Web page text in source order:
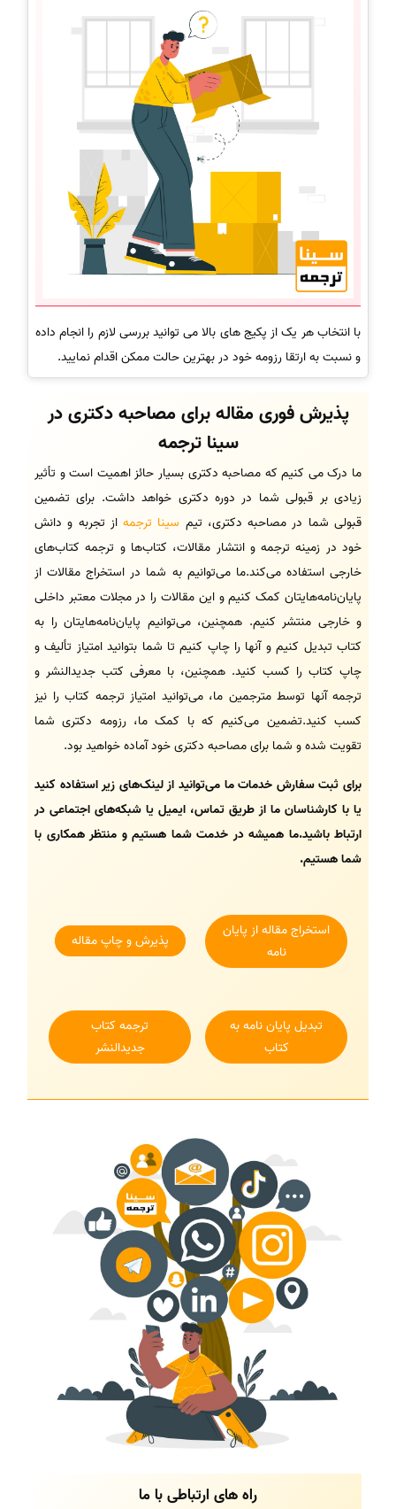
با انتخاب هر یک از پکیج های بالا می توانید بررسی لازم را انجام داده
و نسبت به ارتقا رزومه خود در بهترین حالت ممکن اقدام نمایید.
پذیرش فوری مقاله برای مصاحبه دکتری در
سینا ترجمه
ما درک می کنیم که مصاحبه دکتری بسیار حائز اهمیت است و تأثیر
زیادی بر قبولی شما در دوره دکتری خواهد داشت. برای تضمین
قبولی شما در مصاحبه دکتری، تیم سینا ترجمهاز تجربه و دانش
خود در زمینه ترجمه و انتشار مقالات، کتاب‌ها و ترجمه کتاب‌های
خارجی استفاده می‌کند.ما می‌توانیم به شما در استخراج مقالات از
پایان‌نامه‌هایتان کمک کنیم و این مقالات را در مجلات معتبر داخلی
و خارجی منتشر کنیم. همچنین، می‌توانیم پایان‌نامه‌هایتان را به
کتاب تبدیل کنیم و آنها را چاپ کنیم تا شما بتوانید امتیاز تألیف و
چاپ کتاب را کسب کنید. همچنین، با معرفی کتب جدیدالنشر و
ترجمه آنها توسط مترجمین ما، می‌توانید امتیاز ترجمه کتاب را نیز
کسب کنید.تضمین می‌کنیم که با کمک ما، رزومه دکتری شما
تقویت شده و شما برای مصاحبه دکتری خود آماده خواهید بود.
برای ثبت سفارش خدمات ما می‌توانید از لینک‌های زیر استفاده کنید
یا با کارشناسان ما از طریق تماس، ایمیل یا شبکه‌های اجتماعی در
ارتباط باشید.ما همیشه در خدمت شما هستیم و منتظر همکاری با
شما هستیم.
استخراج مقاله از پایان
نامه
پذیرش و چاپ مقاله
تبدیل پایان نامه به
کتاب
ترجمه کتاب
جدیدالنشر
راه های ارتباطی با ما